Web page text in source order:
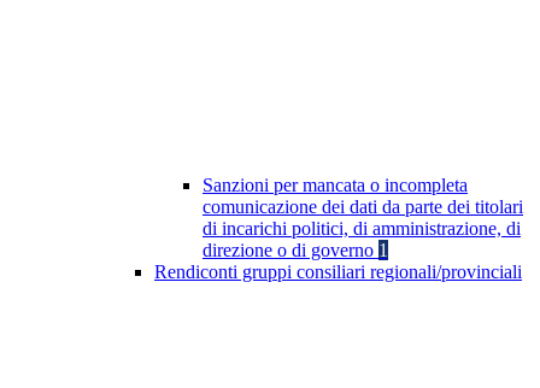
Sanzioni per mancata o incompleta
comunicazione dei dati da parte dei titolari
di incarichi politici, di amministrazione, di
direzione o di governo 1
Rendiconti gruppi consiliari regionali/provinciali